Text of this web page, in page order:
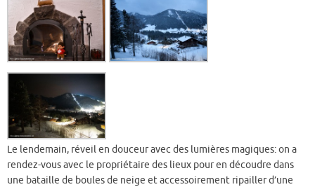
Le lendemain, réveil en douceur avec des lumières magiques: on a
rendez-vous avec le propriétaire des lieux pour en découdre dans
une bataille de boules de neige et accessoirement ripailler d’une